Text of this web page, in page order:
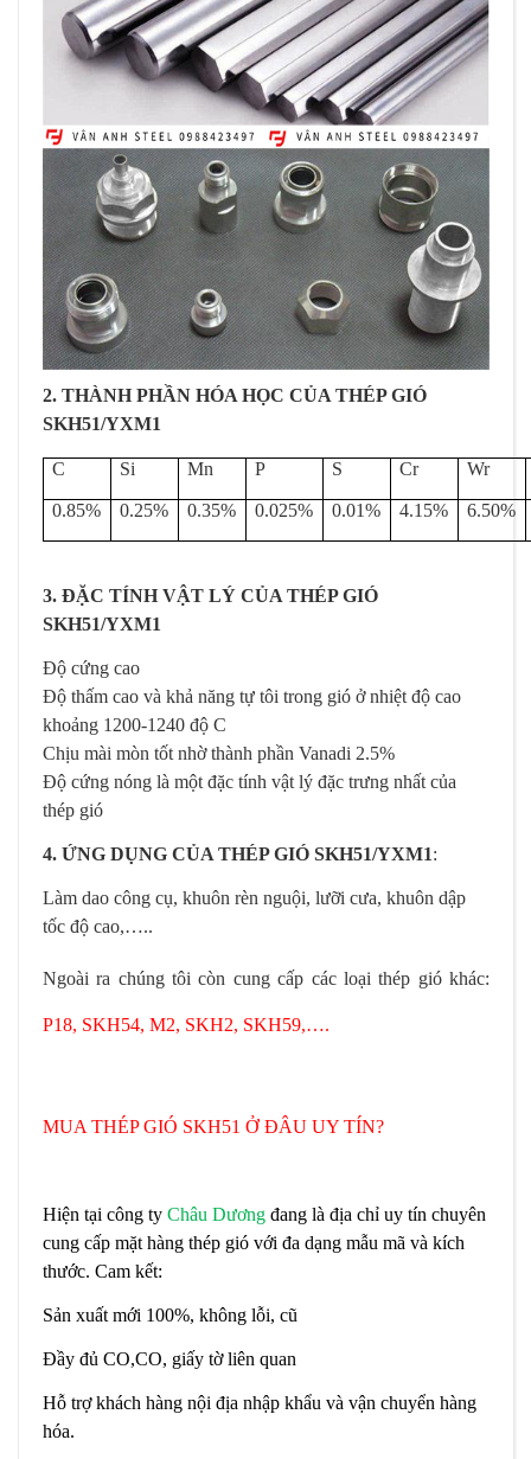
2. THÀNH PHẦN HÓA HỌC CỦA THÉP GIÓ
SKH51/YXM1
C Si Mn P S Cr Wr
0.85% 0.25% 0.35% 0.025% 0.01% 4.15% 6.50%
3. ĐẶC TÍNH VẬT LÝ CỦA THÉP GIÓ
SKH51/YXM1
Độ cứng cao
Độ thấm cao và khả năng tự tôi trong gió ở nhiệt độ cao
khoảng 1200-1240 độ C
Chịu mài mòn tốt nhờ thành phần Vanadi 2.5%
Độ cứng nóng là một đặc tính vật lý đặc trưng nhất của
thép gió
4. ỨNG DỤNG CỦA THÉP GIÓ SKH51/YXM1:
Làm dao công cụ, khuôn rèn nguội, lưỡi cưa, khuôn dập
tốc độ cao,…..
Ngoài ra chúng tôi còn cung cấp các loại thép gió khác:
P18, SKH54, M2, SKH2, SKH59,….
MUA THÉP GIÓ SKH51 Ở ĐÂU UY TÍN?
Hiện tại công ty Châu Dương đang là địa chỉ uy tín chuyên
cung cấp mặt hàng thép gió với đa dạng mẫu mã và kích
thước. Cam kết:
Sản xuất mới 100%, không lỗi, cũ
Đầy đủ CO,CO, giấy tờ liên quan
Hỗ trợ khách hàng nội địa nhập khẩu và vận chuyển hàng
hóa.